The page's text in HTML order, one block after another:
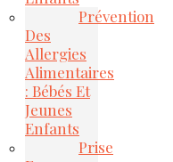
Prévention
Des
Allergies
Alimentaires
: Bébés Et
Jeunes
Enfants
Prise